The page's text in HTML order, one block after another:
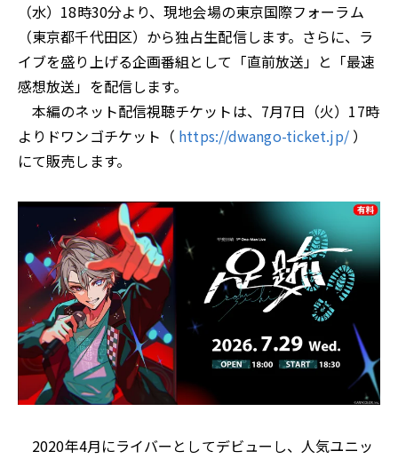
（水）18時30分より、現地会場の東京国際フォーラム
（東京都千代田区）から独占生配信します。さらに、ラ
イブを盛り上げる企画番組として「直前放送」と「最速
感想放送」を配信します。
本編のネット配信視聴チケットは、7月7日（火）17時
よりドワンゴチケット（ https://dwango-ticket.jp/）
にて販売します。
2020年4月にライバーとしてデビューし、人気ユニッ